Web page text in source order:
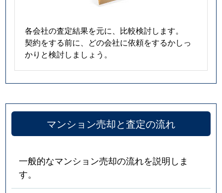
各会社の査定結果を元に、比較検討します。
契約をする前に、どの会社に依頼をするかしっ
かりと検討しましょう。
マンション売却と査定の流れ
一般的なマンション売却の流れを説明しま
す。